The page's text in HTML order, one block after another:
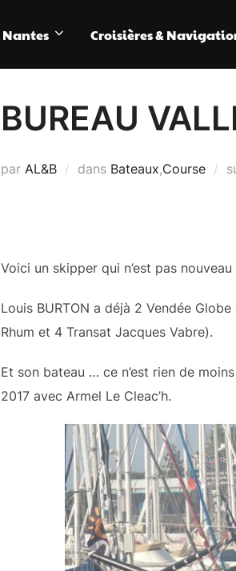
Nantes Croisières &
BUREAU
par AL&B dans Bateaux,Course
Voici un skipper qui n’est pas
Louis BURTON a déjà 2 Vendée
Rhum et 4 Transat Jacques Vabre).
Et son bateau … ce n’est rien de
2017 avec Armel Le Cleac’h.